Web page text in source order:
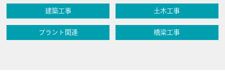
建築工事 土木工事
プラント関連 橋梁工事